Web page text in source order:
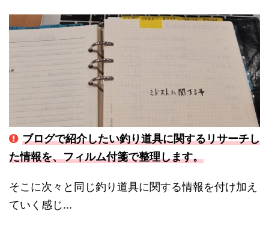
ブログで紹介したい釣り道具に関するリサーチし
た情報を、フィルム付箋で整理します。
そこに次々と同じ釣り道具に関する情報を付け加え
ていく感じ...